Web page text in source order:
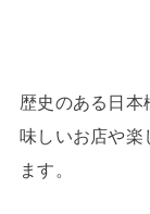
歴史のある日本
味しいお店や楽
ます。